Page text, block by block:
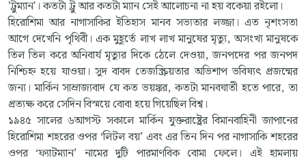
'ট্রুম্যান'। কতটা ট্রু আর কতটা ম্যান সেই আলোচনা না হয় বকেয়া রইলো।
হিরোশিমা আর নাগাসাকির ইতিহাস মানব সভ্যতার লজ্জা। এত নৃশংসতা
আগে দেখেনি পৃথিবী। এক মুহূর্তে লাখ লাখ মানুষের মৃত্যু, অসংখ্য মানুষকে
তিল তিল করে অনিবার্য মৃত্যুর দিকে ঠেলে দেওয়া, জনপদের পর জনপদ
নিশ্চিহ্ন হয়ে যাওয়া। সুদ বাবদ তেজস্ক্রিয়তার অভিশাপ ভবিষ্যৎ প্রজন্মের
জন্য। মার্কিন সাম্রাজ্যবাদ যে কত ভয়ঙ্কর, কতটা মানবঘাতী হতে পারে, তা
প্রত্যক্ষ করে সেদিন বিস্ময়ে বোবা হয়ে গিয়েছিল বিশ্ব।
১৯৪৫ সালের ৬আগস্ট সকালে মার্কিন যুক্তরাষ্ট্রের বিমানবাহিনী জাপানের
হিরোশিমা শহরের ওপর ‘লিটল বয়’ এবং এর তিন দিন পর নাগাসাকি শহরের
ওপর ‘ফ্যাটম্যান’ নামের দুটি পারমাণবিক বোমা ফেলে। এই হামলায়